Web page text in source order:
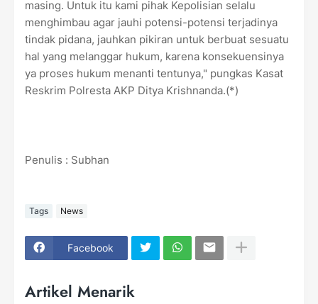
masing. Untuk itu kami pihak Kepolisian selalu
menghimbau agar jauhi potensi-potensi terjadinya
tindak pidana, jauhkan pikiran untuk berbuat sesuatu
hal yang melanggar hukum, karena konsekuensinya
ya proses hukum menanti tentunya," pungkas Kasat
Reskrim Polresta AKP Ditya Krishnanda.(*)
Penulis : Subhan
Tags News
Facebook
Artikel Menarik